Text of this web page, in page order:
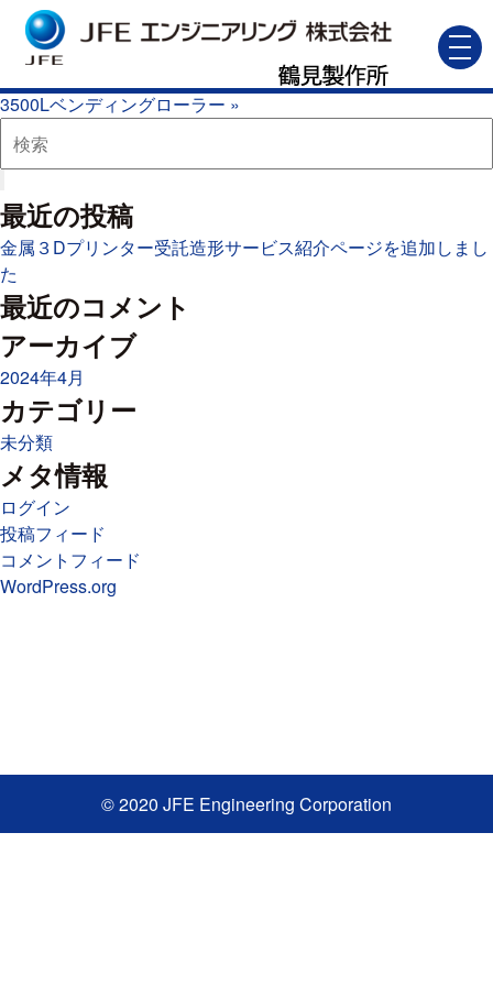
NCガス切断機
2020年8月14日
NC
ス
コメントを受け付けていません
3500Lベンディングローラー »
最近の投稿
金属３Dプリンター受託造形サービス紹介ページを追加しまし
た
最近のコメント
アーカイブ
2024年4月
カテゴリー
未分類
メタ情報
ログイン
投稿フィード
コメントフィード
WordPress.org
© 2020 JFE Engineering Corporation